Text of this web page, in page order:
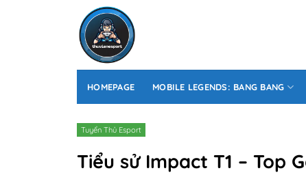
HOMEPAGE MOBILE LEGENDS: BANG BANG
Tuyển Thủ Esport
Tiểu sử Impact T1 – Top